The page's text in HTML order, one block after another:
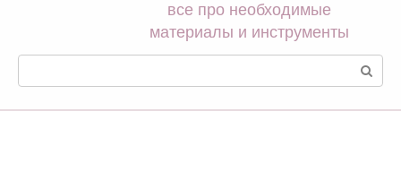
все про необходимые
материалы и инструменты
Поиск: